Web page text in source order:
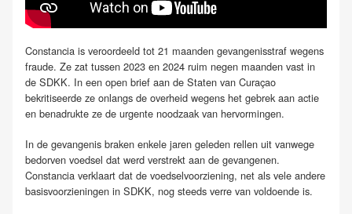
Constancia is veroordeeld tot 21 maanden gevangenisstraf wegens
fraude. Ze zat tussen 2023 en 2024 ruim negen maanden vast in
de SDKK. In een open brief aan de Staten van Curaçao
bekritiseerde ze onlangs de overheid wegens het gebrek aan actie
en benadrukte ze de urgente noodzaak van hervormingen.
In de gevangenis braken enkele jaren geleden rellen uit vanwege
bedorven voedsel dat werd verstrekt aan de gevangenen.
Constancia verklaart dat de voedselvoorziening, net als vele andere
basisvoorzieningen in SDKK, nog steeds verre van voldoende is.